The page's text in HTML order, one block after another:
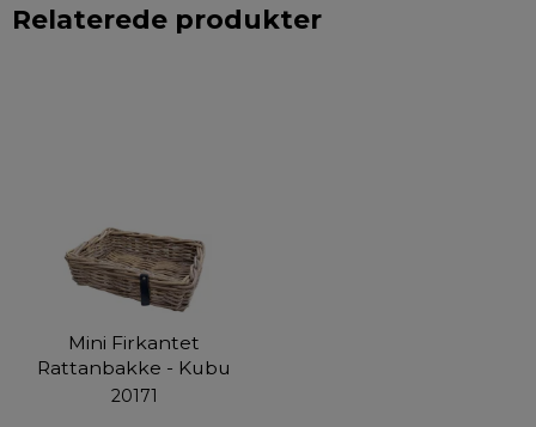
Relaterede produkter
Mini Firkantet
Rattanbakke - Kubu
20171